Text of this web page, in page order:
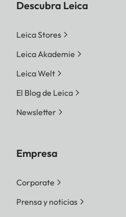
Descubra Leica
Leica Stores
Leica Akademie
Leica Welt
El Blog de Leica
Newsletter
Empresa
Corporate
Prensa y noticias